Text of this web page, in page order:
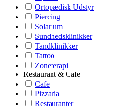
Ortopædisk Udstyr
Piercing
Solarium
Sundhedsklinikker
Tandklinikker
Tattoo
Zoneterapi
Restaurant & Cafe
Cafe
Pizzaria
Restauranter